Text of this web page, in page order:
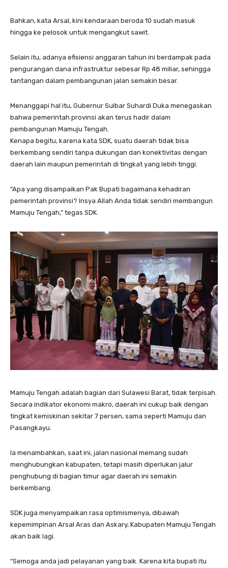
Bahkan, kata Arsal, kini kendaraan beroda 10 sudah masuk
hingga ke pelosok untuk mengangkut sawit.
Selain itu, adanya efisiensi anggaran tahun ini berdampak pada
pengurangan dana infrastruktur sebesar Rp 48 miliar, sehingga
tantangan dalam pembangunan jalan semakin besar.
Menanggapi hal itu, Gubernur Sulbar Suhardi Duka menegaskan
bahwa pemerintah provinsi akan terus hadir dalam
pembangunan Mamuju Tengah.
Kenapa begitu, karena kata SDK, suatu daerah tidak bisa
berkembang sendiri tanpa dukungan dan konektivitas dengan
daerah lain maupun pemerintah di tingkat yang lebih tinggi.
“Apa yang disampaikan Pak Bupati bagaimana kehadiran
pemerintah provinsi? Insya Allah Anda tidak sendiri membangun
Mamuju Tengah,” tegas SDK.
Mamuju Tengah adalah bagian dari Sulawesi Barat, tidak terpisah.
Secara indikator ekonomi makro, daerah ini cukup baik dengan
tingkat kemiskinan sekitar 7 persen, sama seperti Mamuju dan
Pasangkayu.
Ia menambahkan, saat ini, jalan nasional memang sudah
menghubungkan kabupaten, tetapi masih diperlukan jalur
penghubung di bagian timur agar daerah ini semakin
berkembang.
SDK juga menyampaikan rasa optimismenya, dibawah
kepemimpinan Arsal Aras dan Askary, Kabupaten Mamuju Tengah
akan baik lagi.
“Semoga anda jadi pelayanan yang baik. Karena kita bupati itu